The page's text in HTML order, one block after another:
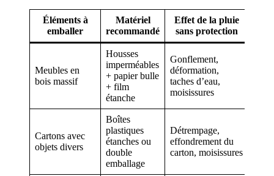
Éléments à
emballer
Matériel
recommandé
Effet de la pluie
sans protection
Meubles en
bois massif
Housses
imperméables
+ papier bulle
+ film
étanche
Gonflement,
déformation,
taches d’eau,
moisissures
Cartons avec
objets divers
Boîtes
plastiques
étanches ou
double
emballage
Détrempage,
effondrement du
carton, moisissures